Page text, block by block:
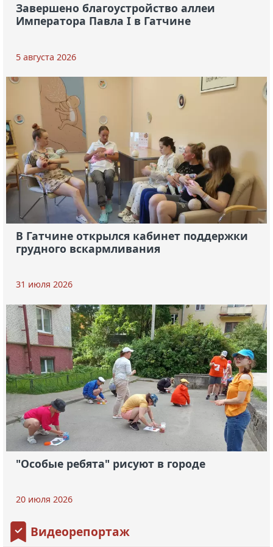
Завершено благоустройство аллеи
Императора Павла I в Гатчине
5 августа 2026
В Гатчине открылся кабинет поддержки
грудного вскармливания
31 июля 2026
"Особые ребята" рисуют в городе
20 июля 2026
Видеорепортаж